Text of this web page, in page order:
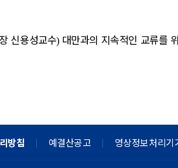
신용성교수) 대만과의 지속적인 교류를
방침 예결산공고 영상정보처리기